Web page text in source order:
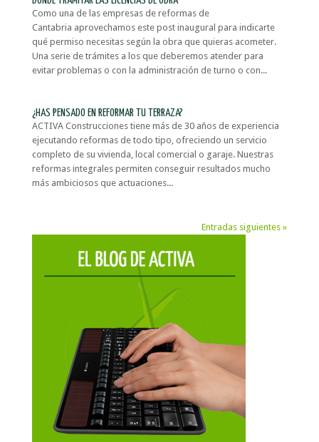
Como una de las empresas de reformas de
Cantabria aprovechamos este post inaugural para indicarte
qué permiso necesitas según la obra que quieras acometer.
Una serie de trámites a los que deberemos atender para
evitar problemas o con la administración de turno o con...
¿HAS PENSADO EN REFORMAR TU TERRAZA?
ACTIVA Construcciones tiene más de 30 años de experiencia
ejecutando reformas de todo tipo, ofreciendo un servicio
completo de su vivienda, local comercial o garaje. Nuestras
reformas integrales permiten conseguir resultados mucho
más ambiciosos que actuaciones...
Entradas siguientes »